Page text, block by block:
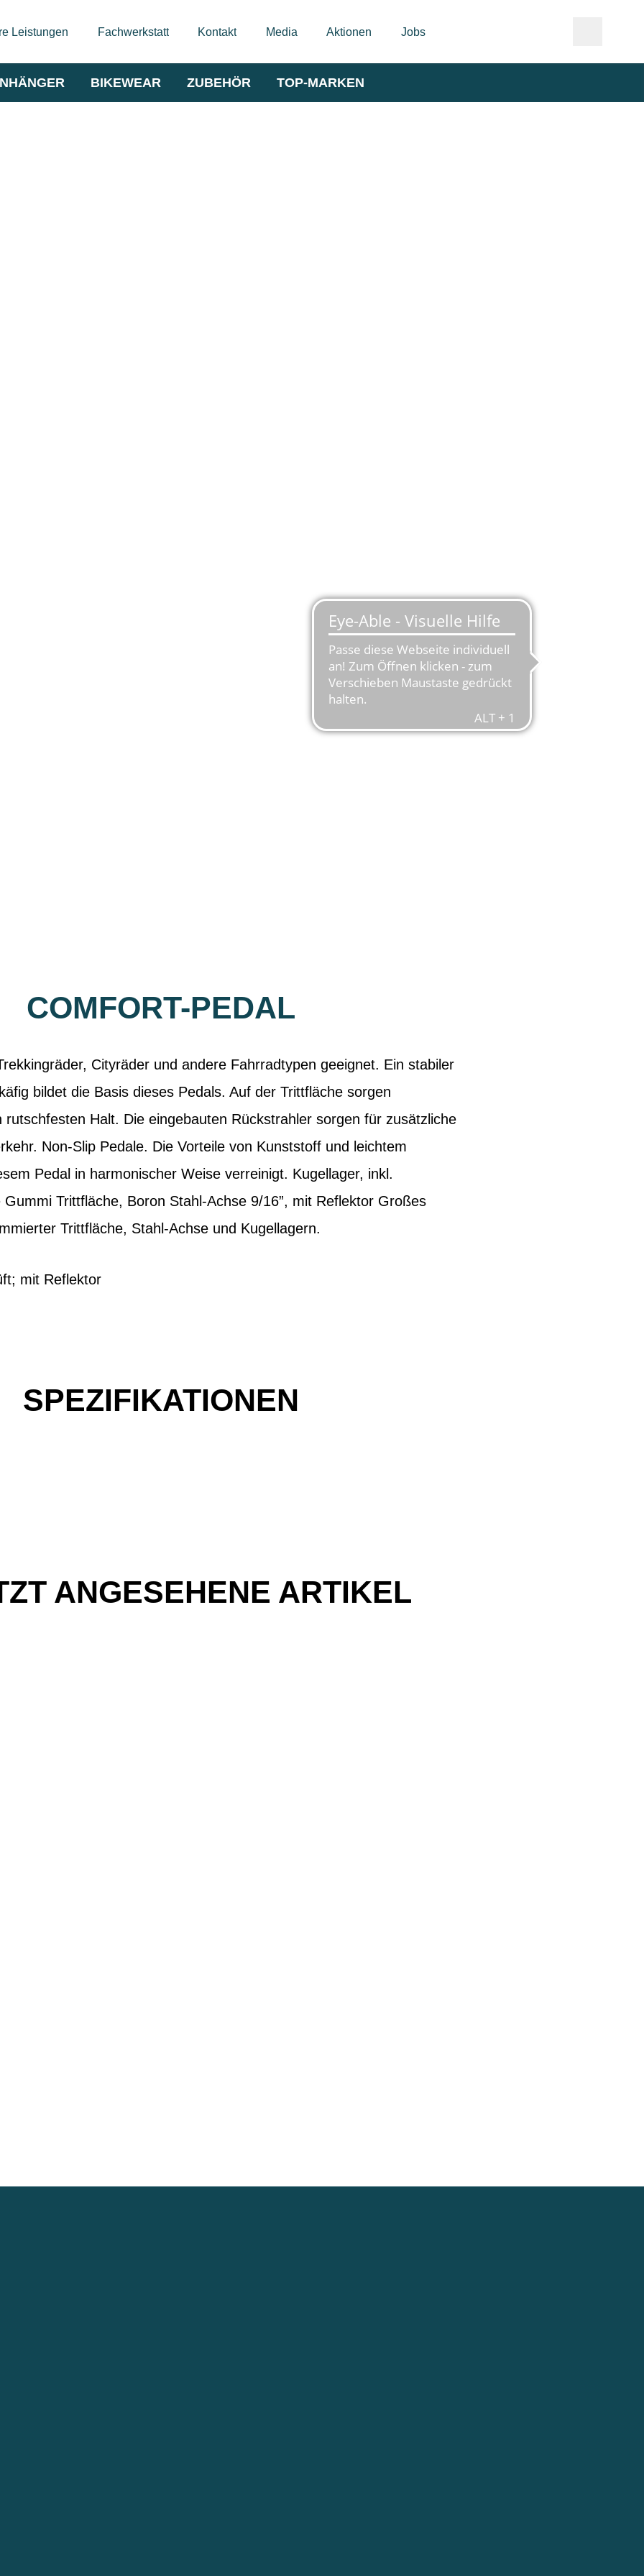
Leistungen Fachwerkstatt Kontakt Media Aktionen Jobs
BIKEWEAR ZUBEHÖR TOP-MARKEN
COMFORT-PEDAL
Cityräder und andere Fahrradtypen geeignet. Ein stabiler
bildet die Basis dieses Pedals. Auf der Trittfläche sorgen
Halt. Die eingebauten Rückstrahler sorgen für zusätzliche
Non-Slip Pedale. Die Vorteile von Kunststoff und leichtem
Pedal in harmonischer Weise verreinigt. Kugellager, inkl.
Trittfläche, Boron Stahl-Achse 9/16”, mit Reflektor Großes
Trittfläche, Stahl-Achse und Kugellagern.
mit Reflektor
SPEZIFIKATIONEN
ANGESEHENE ARTIKEL